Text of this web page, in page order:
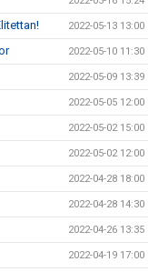
2022-05-13 13:00
2022-05-10 11:30
2022-05-09 13:39
2022-05-05 12:00
2022-05-02 15:00
2022-05-02 12:00
2022-04-28 18:00
2022-04-28 14:30
2022-04-26 13:35
2022-04-19 17:00